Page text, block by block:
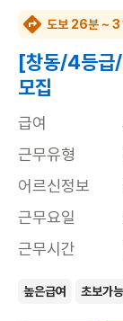
도보 26분 ~
[창동/4등급
모집
급여
근무유형
어르신정보
근무요일
근무시간
높은급여 초보가능